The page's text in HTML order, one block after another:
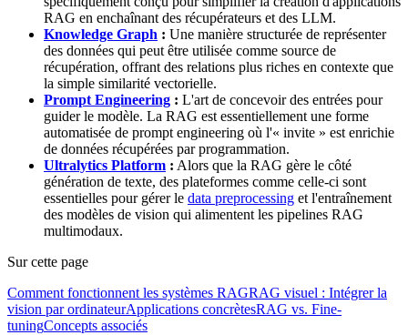
RAG en enchaînant des récupérateurs et des LLM.
Knowledge Graph : Une manière structurée de représenter
des données qui peut être utilisée comme source de
récupération, offrant des relations plus riches en contexte que
la simple similarité vectorielle.
Prompt Engineering : L'art de concevoir des entrées pour
guider le modèle. La RAG est essentiellement une forme
automatisée de prompt engineering où l'« invite » est enrichie
de données récupérées par programmation.
Ultralytics Platform : Alors que la RAG gère le côté
génération de texte, des plateformes comme celle-ci sont
essentielles pour gérer le data preprocessing et l'entraînement
des modèles de vision qui alimentent les pipelines RAG
multimodaux.
Sur cette page
Comment fonctionnent les systèmes RAGRAG visuel : Intégrer la
vision par ordinateurApplications concrètesRAG vs. Fine-
tuningConcepts associés